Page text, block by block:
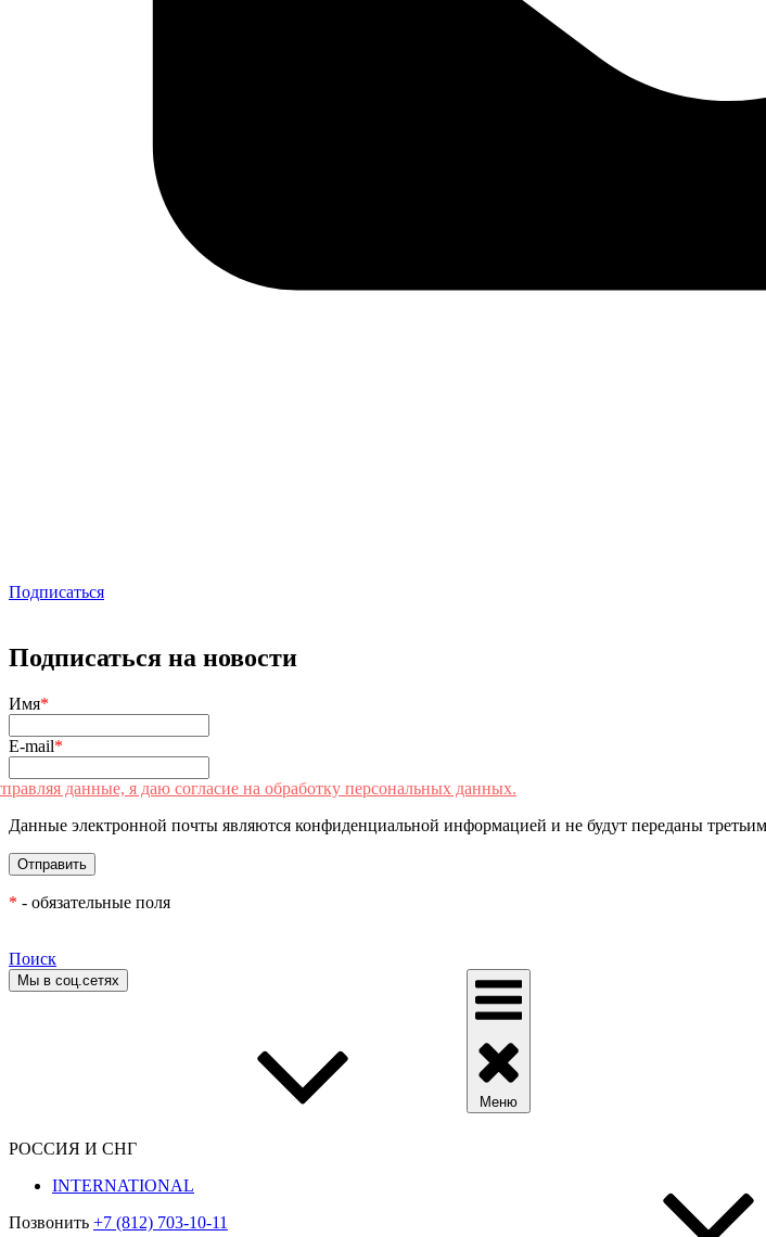
Подписаться
Подписаться на новости
Имя*
E-mail*
данные, я даю согласие на обработку персональных данных.
Данные электронной почты являются конфиденциальной информацией и не будут переданы
* - обязательные поля
Поиск
Мы в соц.сетях
РОССИЯ И СНГ
INTERNATIONAL
Позвонить +7 (812) 703-10-11
Меню